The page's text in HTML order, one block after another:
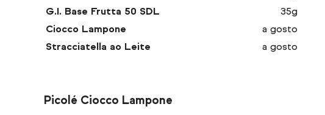
G.I. Base Frutta 50 SDL
35g
Ciocco Lampone
a gosto
Stracciatella ao Leite
a gosto
Picolé Ciocco Lampone